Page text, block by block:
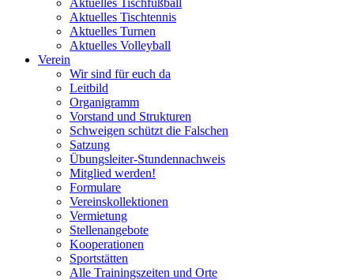
Aktuelles Tischfußball
Aktuelles Tischtennis
Aktuelles Turnen
Aktuelles Volleyball
Verein
Wir sind für euch da
Leitbild
Organigramm
Vorstand und Strukturen
Schweigen schützt die Falschen
Satzung
Übungsleiter-Stundennachweis
Mitglied werden!
Formulare
Vereinskollektionen
Vermietung
Stellenangebote
Kooperationen
Sportstätten
Alle Trainingszeiten und Orte